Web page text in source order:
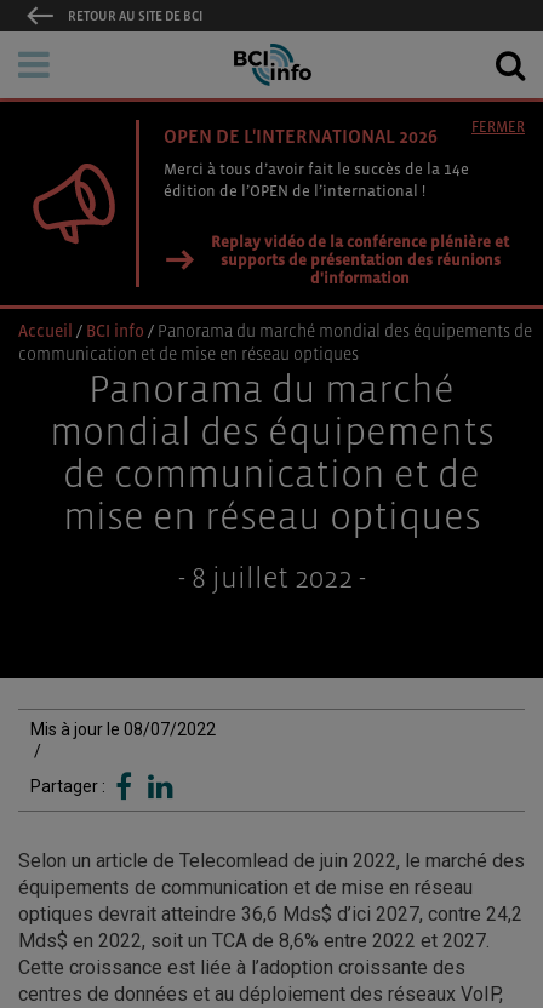
RETOUR AU SITE DE BCI
OPEN DE L'INTERNATIONAL 2026
Merci à tous d’avoir fait le succès de la 14e
édition de l’OPEN de l’international !
Replay vidéo de la conférence plénière et
supports de présentation des réunions
d'information
FERMER
Accueil / BCI info / Panorama du marché mondial des équipements de
communication et de mise en réseau optiques
Panorama du marché
mondial des équipements
de communication et de
mise en réseau optiques
- 8 juillet 2022 -
Mis à jour le 08/07/2022
/
Partager :
Selon un article de Telecomlead de juin 2022, le marché des
équipements de communication et de mise en réseau
optiques devrait atteindre 36,6 Mds$ d’ici 2027, contre 24,2
Mds$ en 2022, soit un TCA de 8,6% entre 2022 et 2027.
Cette croissance est liée à l’adoption croissante des
centres de données et au déploiement des réseaux VoIP,